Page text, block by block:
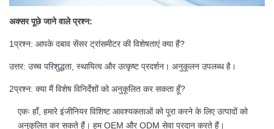
अक्सर पूछे जाने वाले प्रश्न:
1प्रश्न: आपके दबाव सेंसर ट्रांसमीटर की विशेषताएं क्या हैं?
उत्तर: उच्च परिशुद्धता, स्थायित्व और उत्कृष्ट प्रदर्शन। अनुकूलन उपलब्ध है।
2प्रश्न: क्या मैं विशेष विनिर्देशों को अनुकूलित कर सकता हूँ?
एकः हाँ, हमारे इंजीनियर विशिष्ट आवश्यकताओं को पूरा करने के लिए उत्पादों को
अनुकूलित कर सकते हैं। हम OEM और ODM सेवा प्रदान करते हैं।